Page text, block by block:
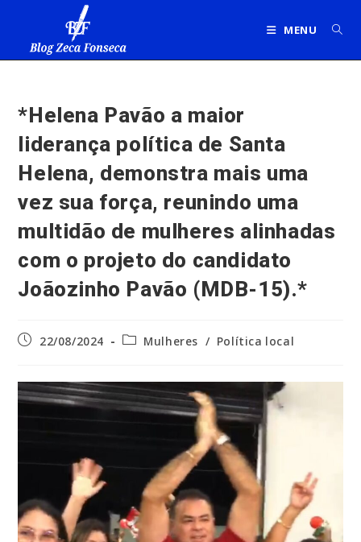
MENU
*Helena Pavão a maior
liderança política de Santa
Helena, demonstra mais uma
vez sua força, reunindo uma
multidão de mulheres alinhadas
com o projeto do candidato
Joãozinho Pavão (MDB-15).*
Post22/08/2024
Categoria
Mulheres / Política local